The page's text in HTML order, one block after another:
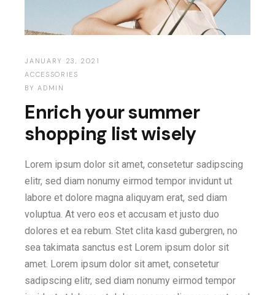
JANUARY 23, 2021
ACCESSORIES
BY ADMIN
Enrich your summer
shopping list wisely
Lorem ipsum dolor sit amet, consetetur sadipscing
elitr, sed diam nonumy eirmod tempor invidunt ut
labore et dolore magna aliquyam erat, sed diam
voluptua. At vero eos et accusam et justo duo
dolores et ea rebum. Stet clita kasd gubergren, no
sea takimata sanctus est Lorem ipsum dolor sit
amet. Lorem ipsum dolor sit amet, consetetur
sadipscing elitr, sed diam nonumy eirmod tempor